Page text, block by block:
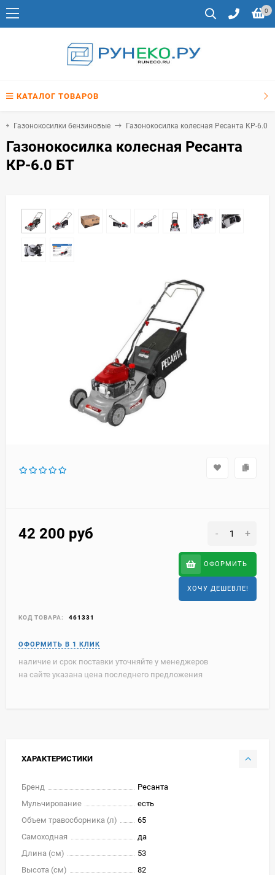
0
КАТАЛОГ ТОВАРОВ
Газонокосилки бензиновые Газонокосилка колесная Ресанта КР-6.0
Газонокосилка колесная Ресанта
КР-6.0 БТ
42 200 руб - +
ОФОРМИТЬ
ХОЧУ ДЕШЕВЛЕ!
КОД ТОВАРА: 461331
наличие и срок поставки уточняйте у менеджеров
на сайте указана цена последнего предложения
ХАРАКТЕРИСТИКИ
Бренд
Ресанта
Мульчирование
есть
Объем травосборника (л)
65
Самоходная
да
Длина (см)
53
Высота (см)
82